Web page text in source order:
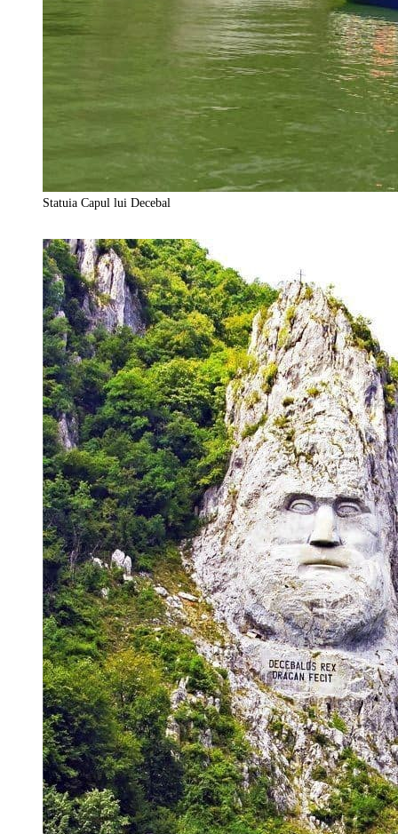
Statuia Capul lui Decebal